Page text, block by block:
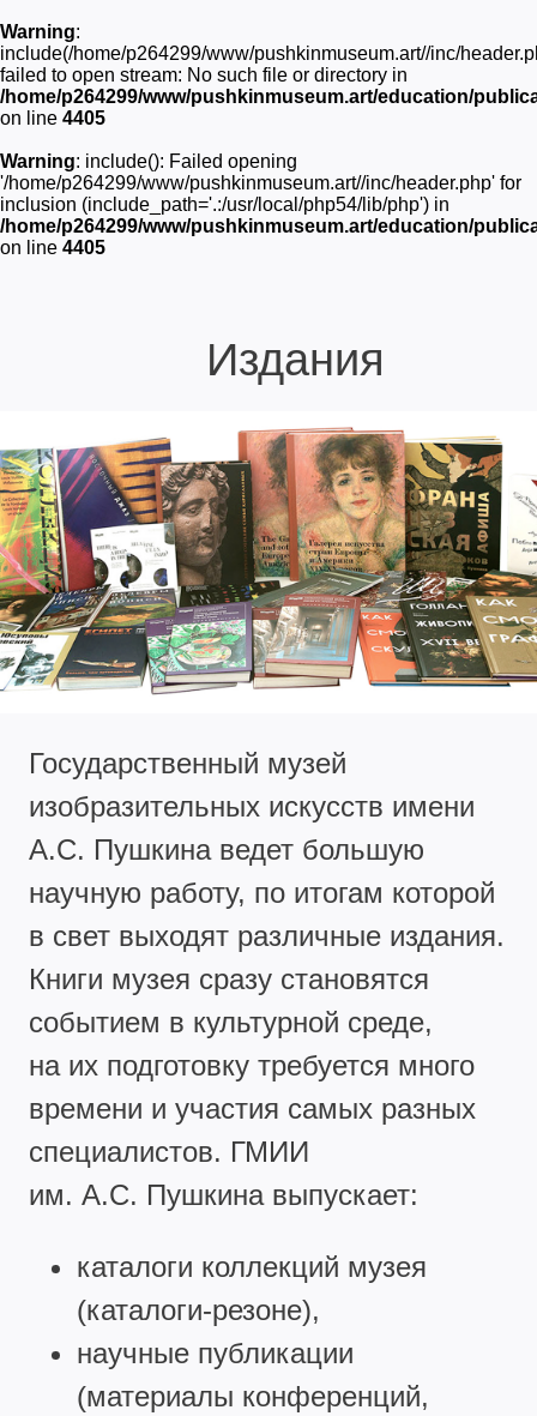
Warning:
include(/home/p264299/www/pushkinmuseum.art//inc/
failed to open stream: No such file or directory in
/home/p264299/www/pushkinmuseum.art/education/
on line 4405
Warning: include(): Failed opening
'/home/p264299/www/pushkinmuseum.art//inc/header.php' for
inclusion (include_path='.:/usr/local/php54/lib/php') in
/home/p264299/www/pushkinmuseum.art/education/
on line 4405
Издания
Государственный музей
изобразительных искусств имени
А.С. Пушкина ведет большую
научную работу, по итогам которой
в свет выходят различные издания.
Книги музея сразу становятся
событием в культурной среде,
на их подготовку требуется много
времени и участия самых разных
специалистов. ГМИИ
им. А.С. Пушкина выпускает:
каталоги коллекций музея
(каталоги-резоне),
научные публикации
(материалы конференций,